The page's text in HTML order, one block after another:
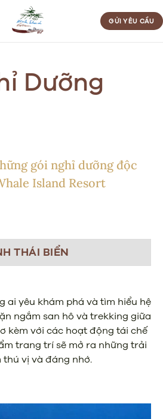
GỬI YÊU CẦU
Dưỡng
gói nghỉ dưỡng độc
Island Resort
THÁI BIỂN
ai yêu khám phá và tìm hiểu hệ
ngắm san hô và trekking giữa
kèm với các hoạt động tái chế
trang trí sẽ mở ra những trải
thú vị và đáng nhớ.